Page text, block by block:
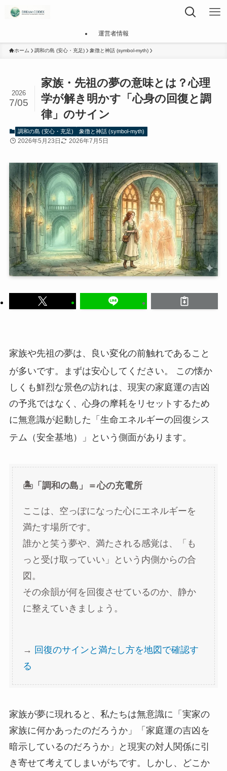
運営者情報
ホーム 調和の島 (安心・充足) 象徴と神話 (symbol-myth)
家族・先祖の夢の意味とは？心理
学が解き明かす「心身の回復と調
律」のサイン
2026
7/05
調和の島 (安心・充足) 象徴と神話 (symbol-myth)
2026年5月23日 2026年7月5日
家族や先祖の夢は、良い変化の前触れであること
が多いです。まずは安心してください。
この懐か
しくも鮮烈な景色の訪れは、現実の家庭運の吉凶
の予兆ではなく、心身の摩耗をリセットするため
に無意識が起動した「生命エネルギーの回復シス
テム（安全基地）」という側面があります。
🏝️「調和の島」＝心の充電所
ここは、空っぽになった心にエネルギーを
満たす場所です。
誰かと笑う夢や、満たされる感覚は、「も
っと受け取っていい」という内側からの合
図。
その余韻が何を回復させているのか、静か
に整えていきましょう。
→ 回復のサインと満たし方を地図で確認す
る
家族が夢に現れると、私たちは無意識に「実家の
家族に何かあったのだろうか」「家庭運の吉凶を
暗示しているのだろうか」と現実の対人関係に引
き寄せて考えてしまいがちです。しかし、どこか